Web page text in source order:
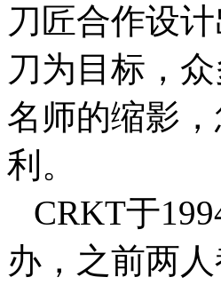
刀匠合作设
刀为目标，
名师的缩影
利。
CRKT于
办，之前两